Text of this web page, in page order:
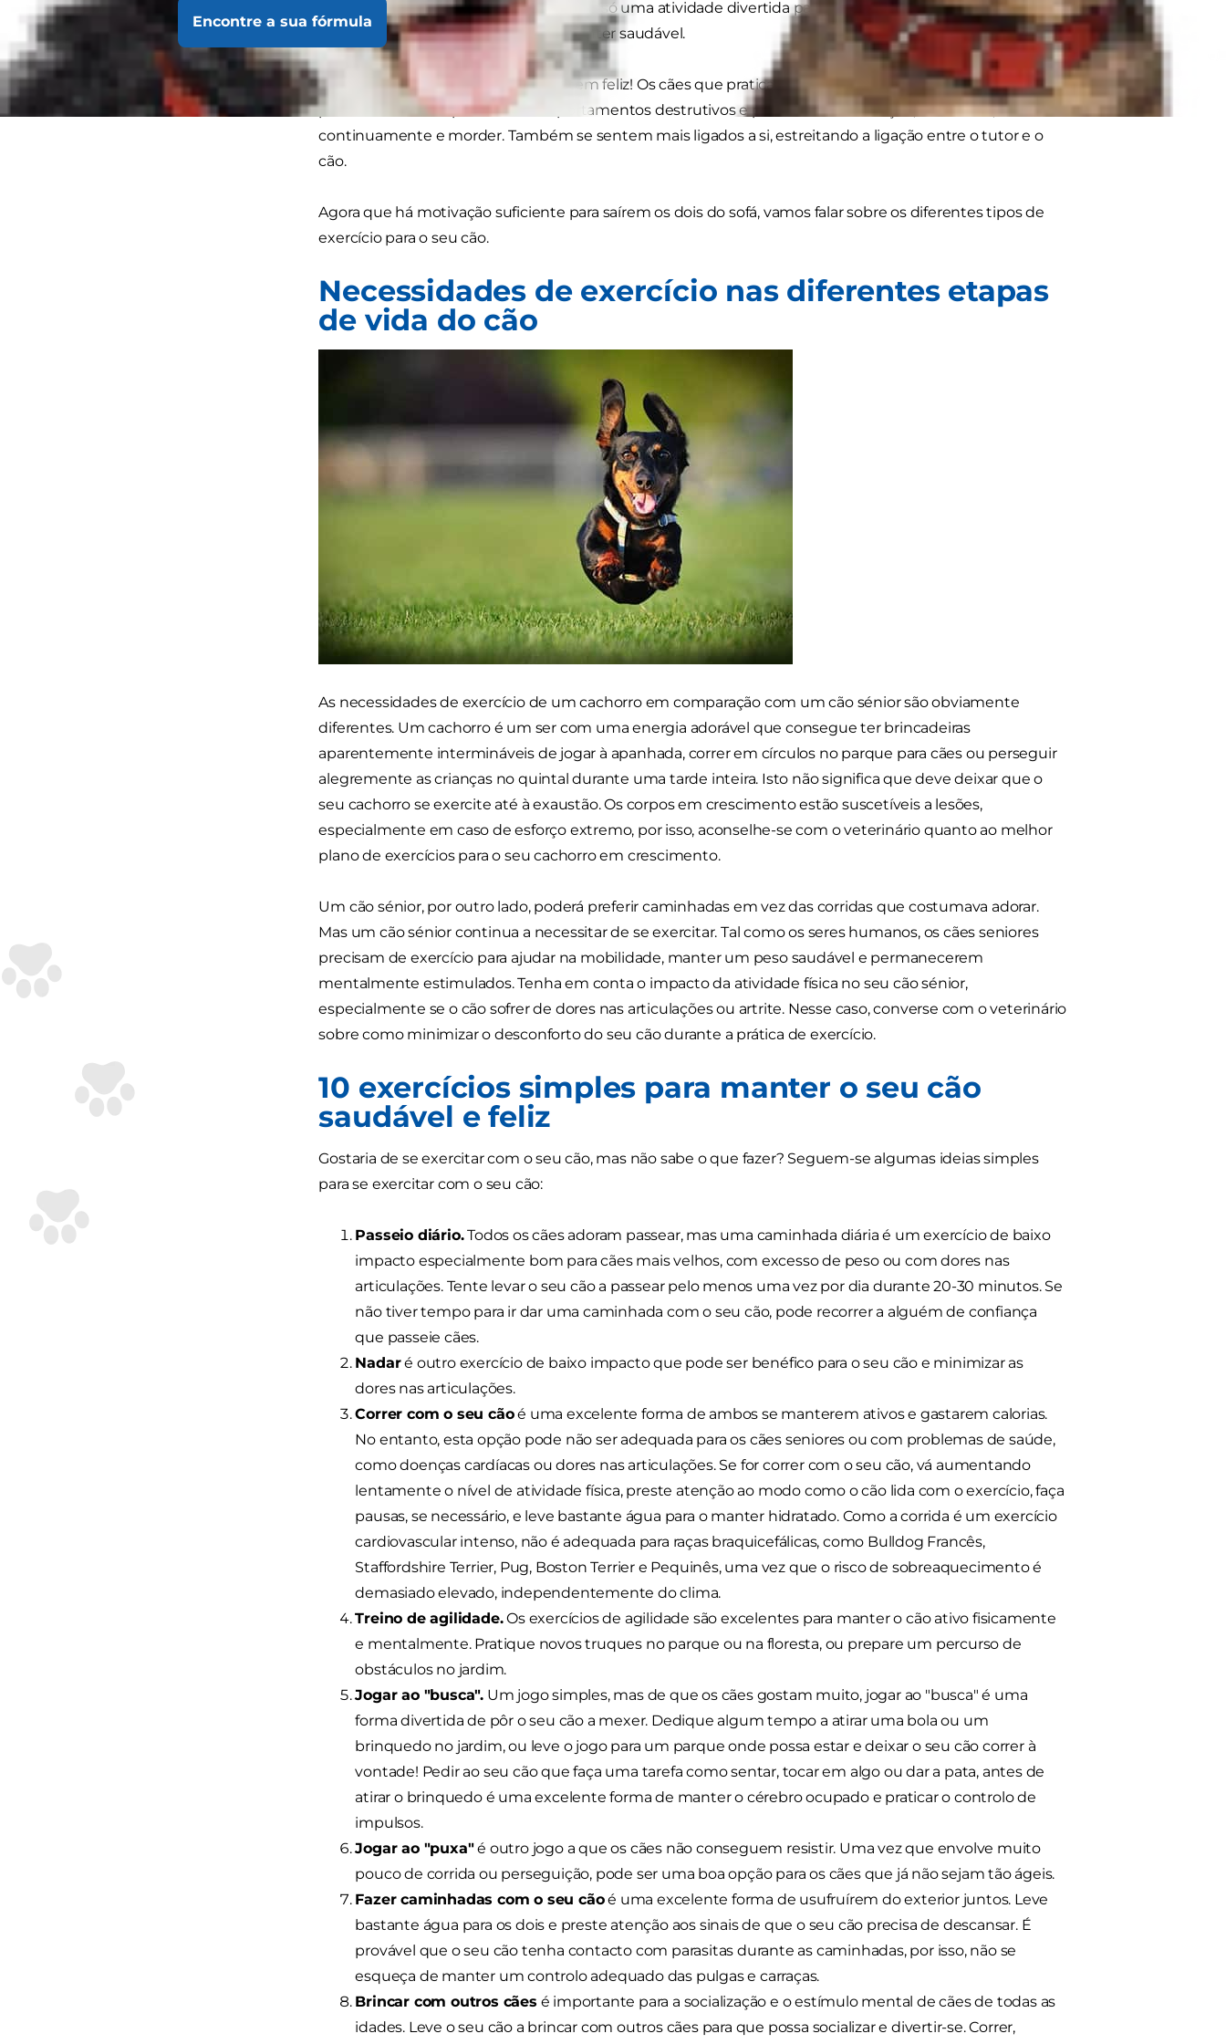
Encontre a sua fórmula
de vida. É por isso que o exercício não é só uma atividade divertida para o seu melhor amigo, o exercício é
também uma necessidade para o manter saudável.
Exercitar o seu cão também o mantém feliz! Os cães que praticam exercício regularmente têm menor
probabilidade de apresentar comportamentos destrutivos e para chamar a atenção, como roer, ladrar
continuamente e morder. Também se sentem mais ligados a si, estreitando a ligação entre o tutor e o
cão.
Agora que há motivação suficiente para saírem os dois do sofá, vamos falar sobre os diferentes tipos de
exercício para o seu cão.
Necessidades de exercício nas diferentes etapas
de vida do cão
As necessidades de exercício de um cachorro em comparação com um cão sénior são obviamente
diferentes. Um cachorro é um ser com uma energia adorável que consegue ter brincadeiras
aparentemente intermináveis de jogar à apanhada, correr em círculos no parque para cães ou perseguir
alegremente as crianças no quintal durante uma tarde inteira. Isto não significa que deve deixar que o
seu cachorro se exercite até à exaustão. Os corpos em crescimento estão suscetíveis a lesões,
especialmente em caso de esforço extremo, por isso, aconselhe-se com o veterinário quanto ao melhor
plano de exercícios para o seu cachorro em crescimento.
Um cão sénior, por outro lado, poderá preferir caminhadas em vez das corridas que costumava adorar.
Mas um cão sénior continua a necessitar de se exercitar. Tal como os seres humanos, os cães seniores
precisam de exercício para ajudar na mobilidade, manter um peso saudável e permanecerem
mentalmente estimulados. Tenha em conta o impacto da atividade física no seu cão sénior,
especialmente se o cão sofrer de dores nas articulações ou artrite. Nesse caso, converse com o veterinário
sobre como minimizar o desconforto do seu cão durante a prática de exercício.
10 exercícios simples para manter o seu cão
saudável e feliz
Gostaria de se exercitar com o seu cão, mas não sabe o que fazer? Seguem-se algumas ideias simples
para se exercitar com o seu cão:
Passeio diário.Todos os cães adoram passear, mas uma caminhada diária é um exercício de baixo
impacto especialmente bom para cães mais velhos, com excesso de peso ou com dores nas
articulações. Tente levar o seu cão a passear pelo menos uma vez por dia durante 20-30 minutos. Se
não tiver tempo para ir dar uma caminhada com o seu cão, pode recorrer a alguém de confiança
que passeie cães.
Nadaré outro exercício de baixo impacto que pode ser benéfico para o seu cão e minimizar as
dores nas articulações.
Correr com o seu cãoé uma excelente forma de ambos se manterem ativos e gastarem calorias.
No entanto, esta opção pode não ser adequada para os cães seniores ou com problemas de saúde,
como doenças cardíacas ou dores nas articulações. Se for correr com o seu cão, vá aumentando
lentamente o nível de atividade física, preste atenção ao modo como o cão lida com o exercício, faça
pausas, se necessário, e leve bastante água para o manter hidratado. Como a corrida é um exercício
cardiovascular intenso, não é adequada para raças braquicefálicas, como Bulldog Francês,
Staffordshire Terrier, Pug, Boston Terrier e Pequinês, uma vez que o risco de sobreaquecimento é
demasiado elevado, independentemente do clima.
Treino de agilidade.Os exercícios de agilidade são excelentes para manter o cão ativo fisicamente
e mentalmente. Pratique novos truques no parque ou na floresta, ou prepare um percurso de
obstáculos no jardim.
Jogar ao "busca". Um jogo simples, mas de que os cães gostam muito, jogar ao "busca" é uma
forma divertida de pôr o seu cão a mexer. Dedique algum tempo a atirar uma bola ou um
brinquedo no jardim, ou leve o jogo para um parque onde possa estar e deixar o seu cão correr à
vontade! Pedir ao seu cão que faça uma tarefa como sentar, tocar em algo ou dar a pata, antes de
atirar o brinquedo é uma excelente forma de manter o cérebro ocupado e praticar o controlo de
impulsos.
Jogar ao "puxa"é outro jogo a que os cães não conseguem resistir. Uma vez que envolve muito
pouco de corrida ou perseguição, pode ser uma boa opção para os cães que já não sejam tão ágeis.
Fazer caminhadas com o seu cãoé uma excelente forma de usufruírem do exterior juntos. Leve
bastante água para os dois e preste atenção aos sinais de que o seu cão precisa de descansar. É
provável que o seu cão tenha contacto com parasitas durante as caminhadas, por isso, não se
esqueça de manter um controlo adequado das pulgas e carraças.
Brincar com outros cães é importante para a socialização e o estímulo mental de cães de todas as
idades. Leve o seu cão a brincar com outros cães para que possa socializar e divertir-se. Correr,